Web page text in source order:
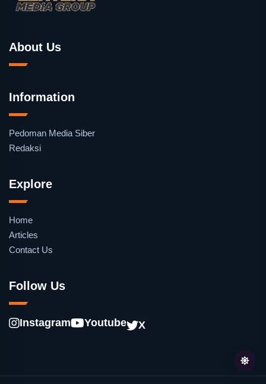
About Us
Information
Pedoman Media Siber
Redaksi
Explore
Home
Articles
Contact Us
Follow Us
Instagram Youtube X